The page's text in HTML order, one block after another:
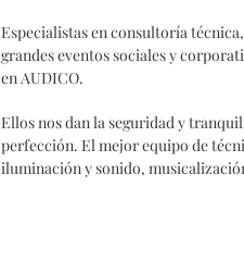
Especialistas en consultoría técnica,
grandes eventos sociales y
en AUDICO.
Ellos nos dan la seguridad y
perfección. El mejor equipo de
iluminación y sonido,